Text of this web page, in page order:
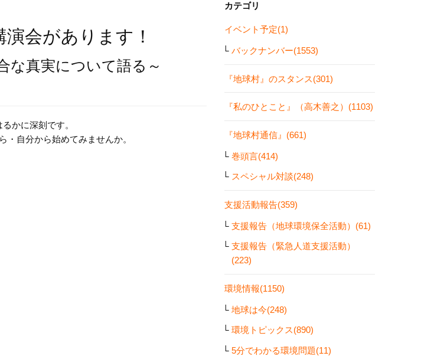
会があります！
真実について語る～
かに深刻です。
・自分から始めてみませんか。
カテゴリ
イベント予定(1)
バックナンバー(1553)
『地球村』のスタンス(301)
『私のひとこと』（高木善之）(1103)
『地球村通信』(661)
巻頭言(414)
スペシャル対談(248)
支援活動報告(359)
支援報告（地球環境保全活動）(61)
支援報告（緊急人道支援活動）
(223)
環境情報(1150)
地球は今(248)
環境トピックス(890)
5分でわかる環境問題(11)